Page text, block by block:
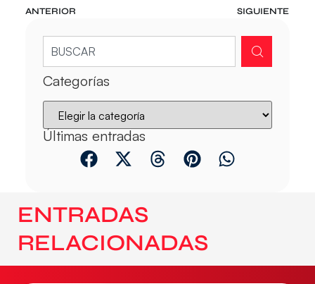
ANTERIOR SIGUIENTE
Categorías
Últimas entradas
ENTRADAS
RELACIONADAS